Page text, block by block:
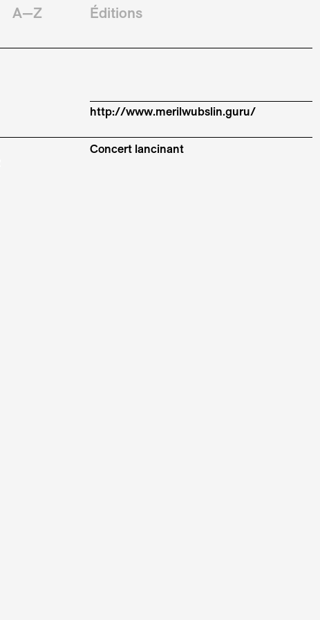
A—Z Éditions
http://www.merilwubslin.guru/
Concert lancinant